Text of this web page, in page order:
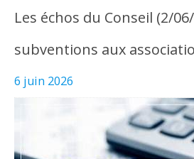
Les échos du Conseil (2/
subventions aux
6 juin 2026